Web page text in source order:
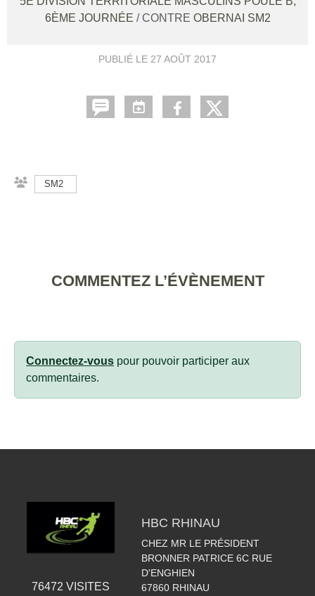
6ÈME JOURNÉE / CONTRE OBERNAI SM2
PUBLIÉ LE 27 AOÛT 2017
SM2
COMMENTEZ L’ÉVÈNEMENT
Connectez-vous pour pouvoir participer aux
commentaires.
76472 VISITES
HBC RHINAU
CHEZ MR LE PRÉSIDENT
BRONNER PATRICE 6C RUE
D'ENGHIEN
67860 RHINAU